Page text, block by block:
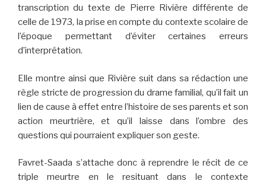
transcription du texte de Pierre Rivière différente de
celle de 1973, la prise en compte du contexte scolaire de
l’époque permettant d’éviter certaines erreurs
d’interprétation.
Elle montre ainsi que Rivière suit dans sa rédaction une
règle stricte de progression du drame familial, qu’il fait un
lien de cause à effet entre l’histoire de ses parents et son
action meurtrière, et qu’il laisse dans l’ombre des
questions qui pourraient expliquer son geste.
Favret-Saada s’attache donc à reprendre le récit de ce
triple meurtre en le resituant dans le contexte